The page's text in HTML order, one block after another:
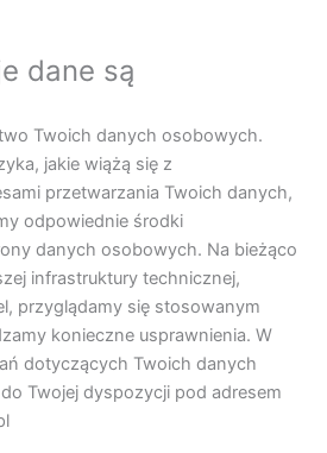
dane są
Twoich danych osobowych.
jakie wiążą się z
przetwarzania Twoich danych,
odpowiednie środki
danych osobowych. Na bieżąco
infrastruktury technicznej,
przyglądamy się stosowanym
konieczne usprawnienia. W
dotyczących Twoich danych
Twojej dyspozycji pod adresem